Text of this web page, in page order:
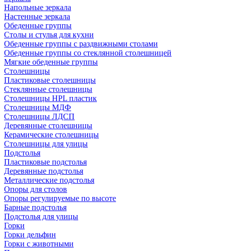
Напольные зеркала
Настенные зеркала
Обеденные группы
Столы и стулья для кухни
Обеденные группы с раздвижными столами
Обеденные группы со стеклянной столешницей
Мягкие обеденные группы
Столешницы
Пластиковые столешницы
Стеклянные столешницы
Столешницы HPL пластик
Столешницы МДФ
Столешницы ЛДСП
Деревянные столешницы
Керамические столешницы
Столешницы для улицы
Подстолья
Пластиковые подстолья
Деревянные подстолья
Металлические подстолья
Опоры для столов
Опоры регулируемые по высоте
Барные подстолья
Подстолья для улицы
Горки
Горки дельфин
Горки с животными